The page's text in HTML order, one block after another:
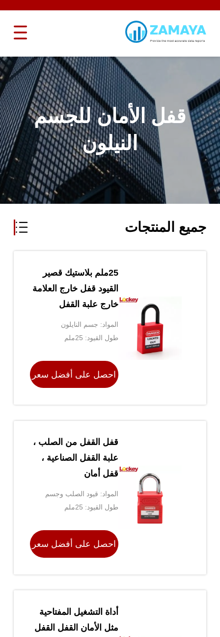
قفل الأمان للجسم
النيلون
جميع المنتجات
25ملم بلاستيك قصير
القيود قفل خارج العلامة
خارج علبة القفل
العلامات المخصصة
باللون الأحمر
المواد: جسم النايلون
طول القيود: 25ملم
احصل على أفضل سعر
قفل القفل من الصلب ،
علبة القفل الصناعية ،
قفل أمان
المواد: قيود الصلب وجسم
النايلون
طول القيود: 25ملم
احصل على أفضل سعر
أداة التشغيل المفتاحية
مثل الأمان القفل القفل